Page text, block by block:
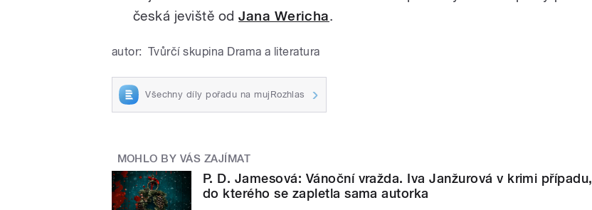
česká jeviště odJana Wericha.
autor: Tvůrčí skupina Drama a literatura
Všechny díly pořadu na mujRozhlas
MOHLO BY VÁS ZAJÍMAT
P. D. Jamesová: Vánoční vražda. Iva Janžurová v krimi případu,
do kterého se zapletla sama autorka